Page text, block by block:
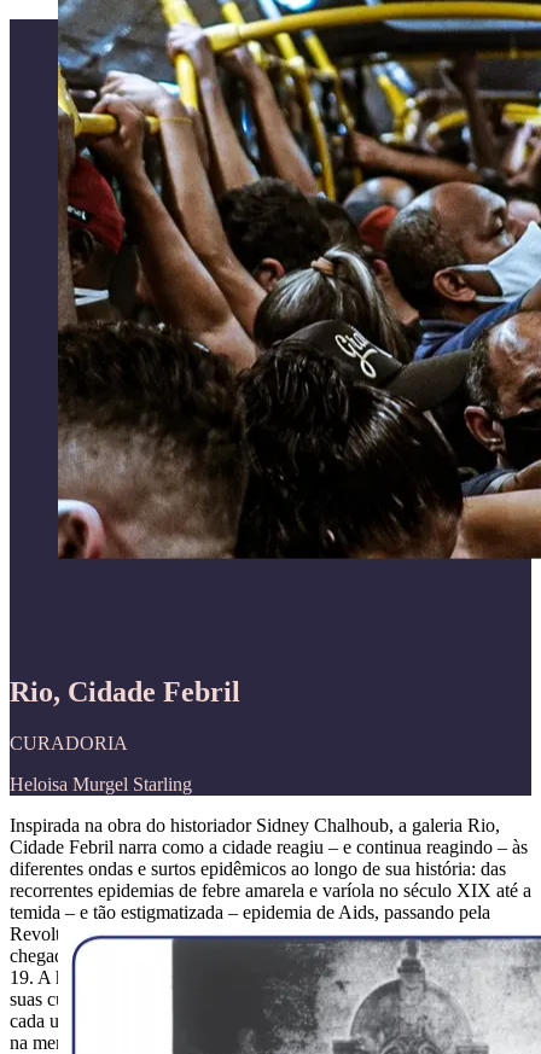
Rio, Cidade Febril
CURADORIA
Heloisa Murgel Starling
Inspirada na obra do historiador Sidney Chalhoub, a galeria Rio,
Cidade Febril narra como a cidade reagiu – e continua reagindo – às
diferentes ondas e surtos epidêmicos ao longo de sua história: das
recorrentes epidemias de febre amarela e varíola no século XIX até a
temida – e tão estigmatizada – epidemia de Aids, passando pela
Revolta da Vacina, a consolidação da Fundação Oswaldo Cruz, a
chegada da gripe espanhola e, é claro, a recente pandemia de covid-
19. A história é contada não apenas do ponto de vista das doenças e
suas curas, mas também como o estado e a população enfrentaram
cada uma delas e as marcas sociais e culturais que ficaram gravadas
na memória e na história da cidade.